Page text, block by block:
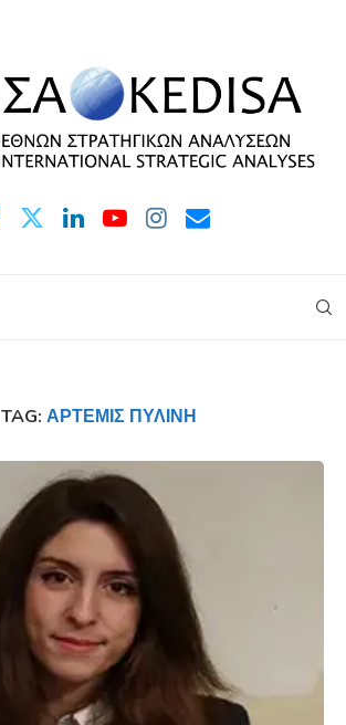
TAG: ΆΡΤΕΜΙΣ ΠΥΛΊΝΗ